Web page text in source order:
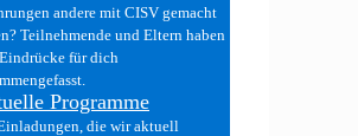
andere mit CISV gemacht
Teilnehmende und Eltern haben
für dich
Programme
die wir aktuell